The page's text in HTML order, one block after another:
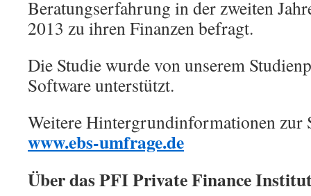
Beratungserfahrung in der zweiten
2013 zu ihren Finanzen befragt.
Die Studie wurde von unserem
Software unterstützt.
Weitere Hintergrundinformationen zur
www.ebs-umfrage.de
Über das PFI Private Finance